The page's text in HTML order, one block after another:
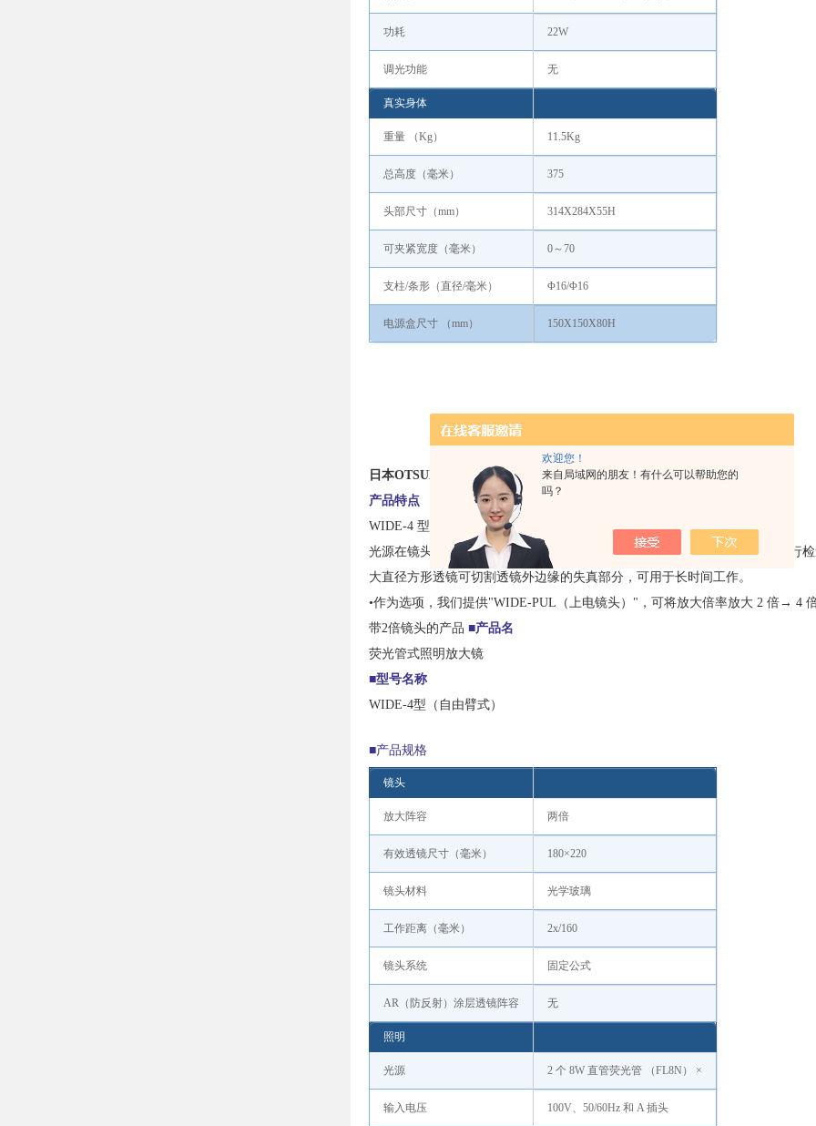
欢迎您！
来自局域网的朋友！有什么可以帮助您的
吗？
功耗 22W
调光功能 无
真实身体
重量 （Kg） 11.5Kg
总高度（毫米） 375
头部尺寸（mm） 314X284X55H
可夹紧宽度（毫米） 0～70
支柱/条形（直径/毫米） Φ16/Φ16
电源盒尺寸 （mm） 150X150X80H
日本OTSUKA/大塚荧光灯照明放大镜WIDE-4
产品特点
WIDE-4 型是臂式照明放大镜，用于夹紧固定在工作台上。
光源在镜头顶部和底部安装了两个 8W 直管荧光管，以确保有足够的照度进行
大直径方形透镜可切割透镜外边缘的失真部分，可用于长时间工作。
•作为选项，我们提供"WIDE-PUL（上电镜头）"，可将放大倍率放大 2 倍→ 4
带2倍镜头的产品 ■产品名
荧光管式照明放大镜
■型号名称
WIDE-4型（自由臂式）
■产品规格
镜头
放大阵容 两倍
有效透镜尺寸（毫米） 180×220
镜头材料 光学玻璃
工作距离（毫米） 2x/160
镜头系统 固定公式
AR（防反射）涂层透镜阵容 无
照明
光源 2 个 8W 直管荧光管 （FL8N） ×
输入电压 100V、50/60Hz 和 A 插头